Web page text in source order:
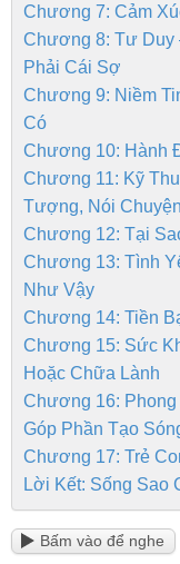
Chương 7: Cảm
Chương 8: Tư Duy
Phải Cái Sợ
Chương 9: Niềm
Có
Chương 10: Hành
Chương 11: Kỹ
Tượng, Nói
Chương 12: Tại
Chương 13: Tình
Như Vậy
Chương 14: Tiền
Chương 15: Sức
Hoặc Chữa Lành
Chương 16: Phong
Góp Phần Tạo
Chương 17: Trẻ
Lời Kết: Sống Sao
Bấm vào để nghe